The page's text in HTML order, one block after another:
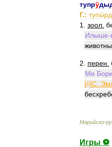
тупрӱ
Г.: тупӹрд
1
зоол
Илыше-
2 перен
Ме
[/i]С
Марийско-
Игры ⚽